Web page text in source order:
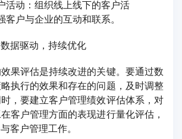
活动：组织线上线下的客户活
客户与企业的互动和联系。
据驱动，持续优化
果评估是持续改进的关键。要通过数
执行的效果和存在的问题，及时调整
，要建立客户管理绩效评估体系，对
客户管理方面的表现进行量化评估，
客户管理工作。